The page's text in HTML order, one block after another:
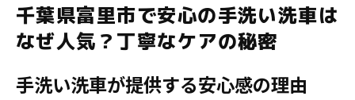
手洗い洗車が車の価値を守る理由
お客様のニーズに応える柔軟なサービス
評価が高い富里市の手洗い洗車店の共通点
千葉県富里市で安心の手洗い洗車は
なぜ人気？丁寧なケアの秘密
手洗い洗車が提供する安心感の理由